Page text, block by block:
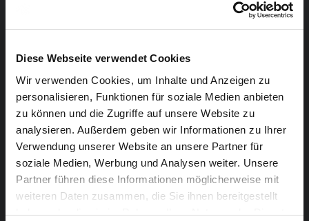
Diese Webseite verwendet Cookies
Wir verwenden Cookies, um Inhalte und Anzeigen zu
personalisieren, Funktionen für soziale Medien anbieten
zu können und die Zugriffe auf unsere Website zu
analysieren. Außerdem geben wir Informationen zu Ihrer
Verwendung unserer Website an unsere Partner für
soziale Medien, Werbung und Analysen weiter. Unsere
Partner führen diese Informationen möglicherweise mit
weiteren Daten zusammen, die Sie ihnen bereitgestellt
haben oder die sie im Rahmen Ihrer Nutzung der Dienste
Ein Mann mit zeitlosen Eigenschaften: keine Schwäche
zeigen, alleinunterhalten, die Welt
In unserer Gegenwart der Fake News und des Bullshits
hätte sich Münchhausen doch
eigentlich wohlfühlen müssen. Rainald Grebe
befürchtet, er würde eher darunter leiden,
kein Alleinstellungsmerkmal mehr zu haben. Rest in
peace, Baron, du hast gewonnen!
Also zieht sich Rainald Grebe nun an den eigenen